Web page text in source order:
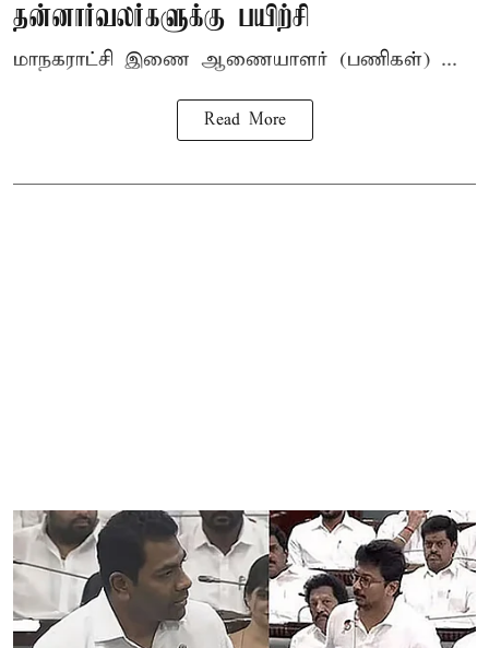
தன்னார்வலர்களுக்கு பயிற்சி
மாநகராட்சி இணை ஆணையாளர் (பணிகள்) ...
Read More